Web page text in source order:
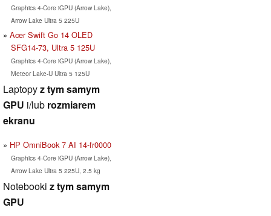
Graphics 4-Core iGPU (Arrow Lake),
Arrow Lake Ultra 5 225U
Acer Swift Go 14 OLED
SFG14-73, Ultra 5 125U
Graphics 4-Core iGPU (Arrow Lake),
Meteor Lake-U Ultra 5 125U
Laptopyz tym samym
GPU i/lub rozmiarem
ekranu
HP OmniBook 7 AI 14-fr0000
Graphics 4-Core iGPU (Arrow Lake),
Arrow Lake Ultra 5 225U, 2.5 kg
Notebooki z tym samym
GPU